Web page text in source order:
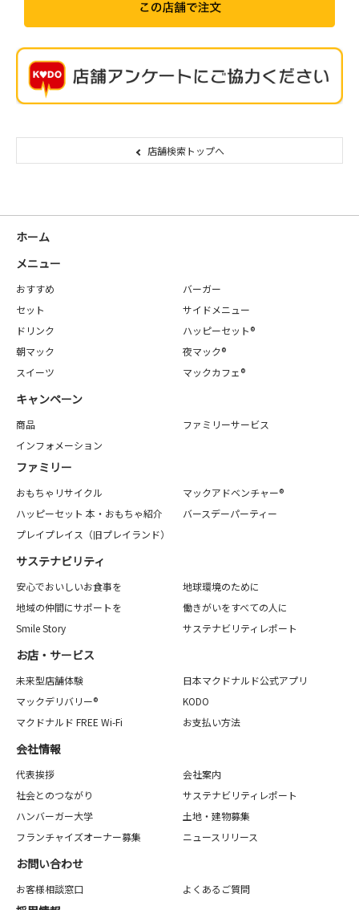
店舗検索トップへ
ホーム
メニュー
おすすめ
バーガー
セット
サイドメニュー
ドリンク
ハッピーセット®
朝マック
夜マック®
スイーツ
マックカフェ®
キャンペーン
商品
ファミリーサービス
インフォメーション
ファミリー
おもちゃリサイクル
マックアドベンチャー®
ハッピーセット 本・おもちゃ紹介
バースデーパーティー
プレイプレイス（旧プレイランド）
サステナビリティ
安心でおいしいお食事を
地球環境のために
地域の仲間にサポートを
働きがいをすべての人に
Smile Story
サステナビリティレポート
お店・サービス
未来型店舗体験
日本マクドナルド公式アプリ
マックデリバリー®
KODO
マクドナルド FREE Wi-Fi
お支払い方法
会社情報
代表挨拶
会社案内
社会とのつながり
サステナビリティレポート
ハンバーガー大学
土地・建物募集
フランチャイズオーナー募集
ニュースリリース
お問い合わせ
お客様相談窓口 よくあるご質問